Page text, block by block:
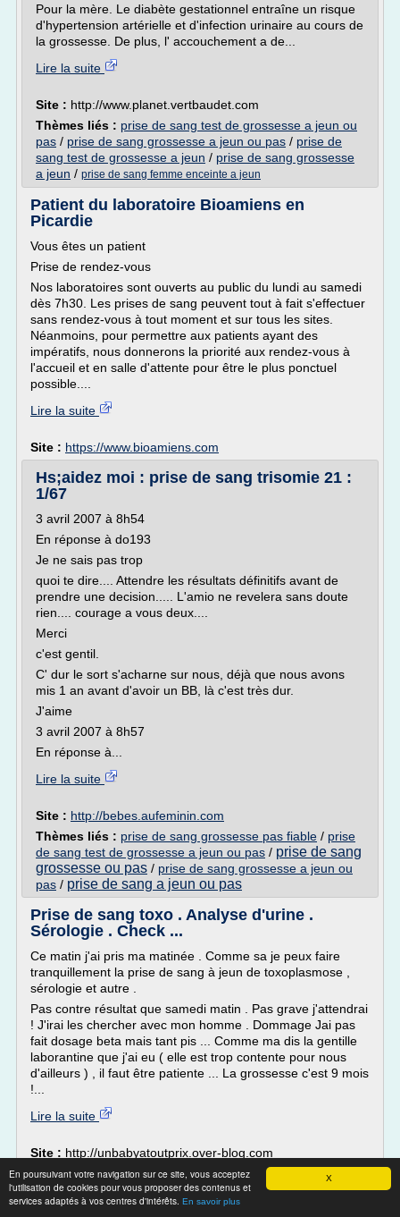
X
En poursuivant votre navigation sur ce site, vous acceptez
l'utilisation de cookies pour vous proposer des contenus et
services adaptés à vos centres d'intérêts. En savoir plus
Pour la mère. Le diabète gestationnel entraîne un risque
d'hypertension artérielle et d'infection urinaire au cours de
la grossesse. De plus, l' accouchement a de...
Lire la suite
Site : http://www.planet.vertbaudet.com
Thèmes liés : prise de sang test de grossesse a jeun ou
pas / prise de sang grossesse a jeun ou pas / prise de
sang test de grossesse a jeun / prise de sang grossesse
a jeun / prise de sang femme enceinte a jeun
Patient du laboratoire Bioamiens en
Picardie
Vous êtes un patient
Prise de rendez-vous
Nos laboratoires sont ouverts au public du lundi au samedi
dès 7h30. Les prises de sang peuvent tout à fait s'effectuer
sans rendez-vous à tout moment et sur tous les sites.
Néanmoins, pour permettre aux patients ayant des
impératifs, nous donnerons la priorité aux rendez-vous à
l'accueil et en salle d'attente pour être le plus ponctuel
possible....
Lire la suite
Site : https://www.bioamiens.com
Hs;aidez moi : prise de sang trisomie 21 :
1/67
3 avril 2007 à 8h54
En réponse à do193
Je ne sais pas trop
quoi te dire.... Attendre les résultats définitifs avant de
prendre une decision..... L'amio ne revelera sans doute
rien.... courage a vous deux....
Merci
c'est gentil.
C' dur le sort s'acharne sur nous, déjà que nous avons
mis 1 an avant d'avoir un BB, là c'est très dur.
J'aime
3 avril 2007 à 8h57
En réponse à...
Lire la suite
Site : http://bebes.aufeminin.com
Thèmes liés : prise de sang grossesse pas fiable / prise
de sang test de grossesse a jeun ou pas / prise de sang
grossesse ou pas / prise de sang grossesse a jeun ou
pas / prise de sang a jeun ou pas
Prise de sang toxo . Analyse d'urine .
Sérologie . Check ...
Ce matin j'ai pris ma matinée . Comme sa je peux faire
tranquillement la prise de sang à jeun de toxoplasmose ,
sérologie et autre .
Pas contre résultat que samedi matin . Pas grave j'attendrai
! J'irai les chercher avec mon homme . Dommage Jai pas
fait dosage beta mais tant pis ... Comme ma dis la gentille
laborantine que j'ai eu ( elle est trop contente pour nous
d'ailleurs ) , il faut être patiente ... La grossesse c'est 9 mois
!...
Lire la suite
Site : http://unbabyatoutprix.over-blog.com
Thèmes liés :prise de sang serologie toxoplasmose a jeun
prise de
sang toxoplasmose a jeun ou pas/prise de sang toxoplasmose
grossesse a jeun/prise de sang toxoplasmose a jeun